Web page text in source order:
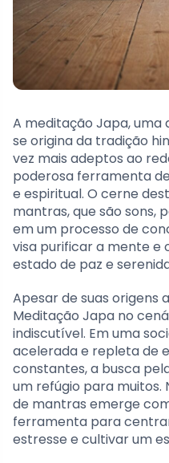
A meditação Japa,
se origina da tradição
vez mais adeptos ao
poderosa ferramenta
e espiritual. O cerne
mantras, que são sons,
em um processo de
visa purificar a mente e
estado de paz e
Apesar de suas origens
Meditação Japa no
indiscutível. Em uma
acelerada e repleta de
constantes, a busca
um refúgio para
de mantras emerge
ferramenta para
estresse e cultivar um